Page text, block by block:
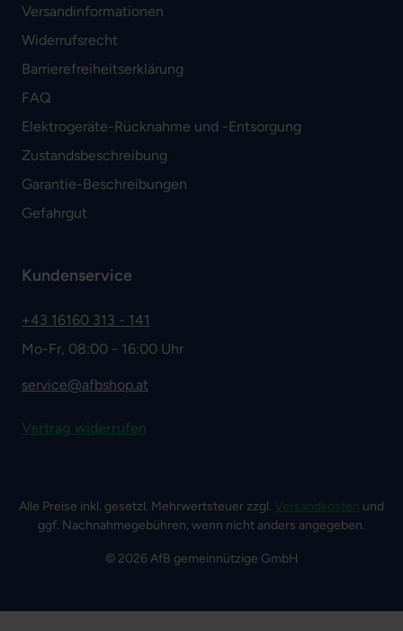
Versandinformationen
Widerrufsrecht
Barrierefreiheitserklärung
FAQ
Elektrogeräte-Rücknahme und -Entsorgung
Zustandsbeschreibung
Garantie-Beschreibungen
Gefahrgut
Kundenservice
+43 16160 313 - 141
Mo-Fr, 08:00 - 16:00 Uhr
service@afbshop.at
Vertrag widerrufen
Alle Preise inkl. gesetzl. Mehrwertsteuer zzgl. Versandkosten und
ggf. Nachnahmegebühren, wenn nicht anders angegeben.
© 2026 AfB gemeinnützige GmbH